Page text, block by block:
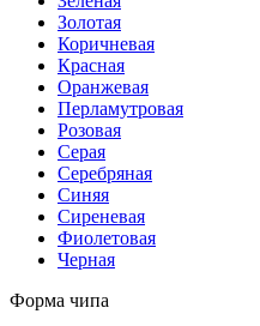
Золотая
Коричневая
Красная
Оранжевая
Перламутровая
Розовая
Серая
Серебряная
Синяя
Сиреневая
Фиолетовая
Черная
Форма чипа